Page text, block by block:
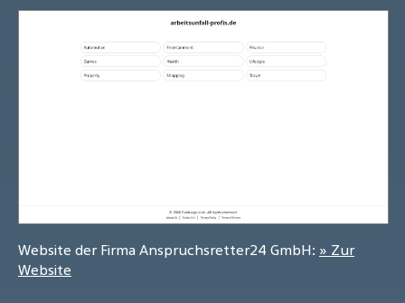
Website der Firma Anspruchsretter24 GmbH: » Zur
Website